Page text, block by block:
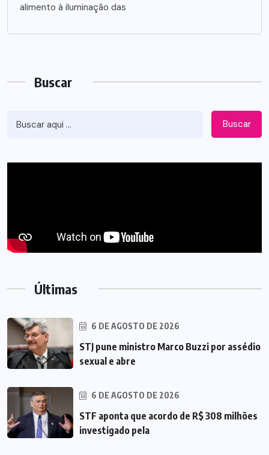
alimento à iluminação das
Buscar
Buscar
Últimas
6 DE AGOSTO DE 2026
STJ pune ministro Marco Buzzi por assédio
sexual e abre
6 DE AGOSTO DE 2026
STF aponta que acordo de R$ 308 milhões
investigado pela